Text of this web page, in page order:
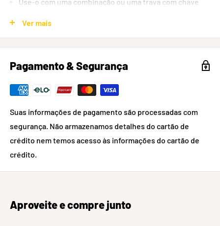
para aumentar o comprimento ou dar mais segurança a
outra trava
extremidades em laço de 5 mm
O revestimento em PVC do cabo protege contra
arranhões
Ver mais
Pagamento & Segurança
Suas informações de pagamento são processadas com
segurança. Não armazenamos detalhes do cartão de
crédito nem temos acesso às informações do cartão de
crédito.
Aproveite e compre junto